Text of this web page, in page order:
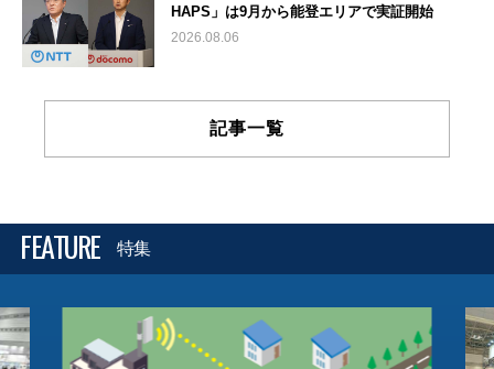
HAPS」は9月から能登エリアで実証開始
2026.08.06
記事一覧
FEATURE 特集